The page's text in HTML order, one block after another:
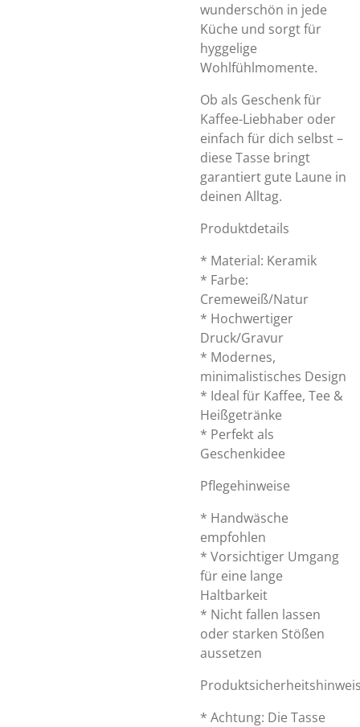
wunderschön in jede
Küche und sorgt für
hyggelige
Wohlfühlmomente.
Ob als Geschenk für
Kaffee-Liebhaber oder
einfach für dich selbst –
diese Tasse bringt
garantiert gute Laune in
deinen Alltag.
Produktdetails
* Material: Keramik
* Farbe:
Cremeweiß/Natur
* Hochwertiger
Druck/Gravur
* Modernes,
minimalistisches Design
* Ideal für Kaffee, Tee &
Heißgetränke
* Perfekt als
Geschenkidee
Pflegehinweise
* Handwäsche
empfohlen
* Vorsichtiger Umgang
für eine lange
Haltbarkeit
* Nicht fallen lassen
oder starken Stößen
aussetzen
* Achtung: Die Tasse